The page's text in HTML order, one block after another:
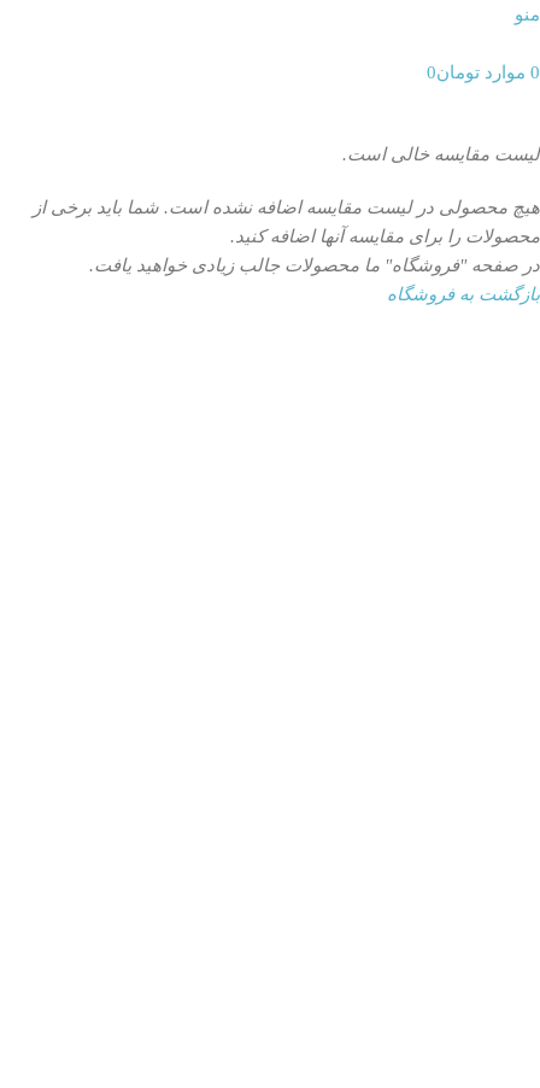
منو
0 موارد تومان0
لیست مقایسه خالی است.
هیچ محصولی در لیست مقایسه اضافه نشده است. شما باید برخی از
محصولات را برای مقایسه آنها اضافه کنید.
در صفحه "فروشگاه" ما محصولات جالب زیادی خواهید یافت.
بازگشت به فروشگاه